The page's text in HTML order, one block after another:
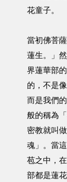
花童子。
當初佛菩
蓮生。」
界蓮華部
的，不是
而是我們
般的稱為
密教就叫
魂」。當
苞之中，
部都是蓮